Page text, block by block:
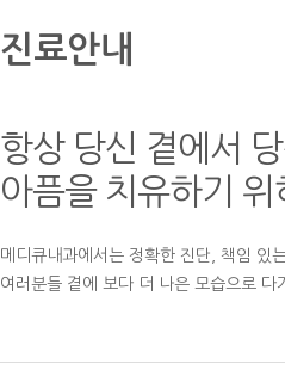
진료안내
항상 당신 곁에서
아픔을 치유하기
메디큐내과에서는 정확한 진단, 책임 있
여러분들 곁에 보다 더 나은 모습으로 다